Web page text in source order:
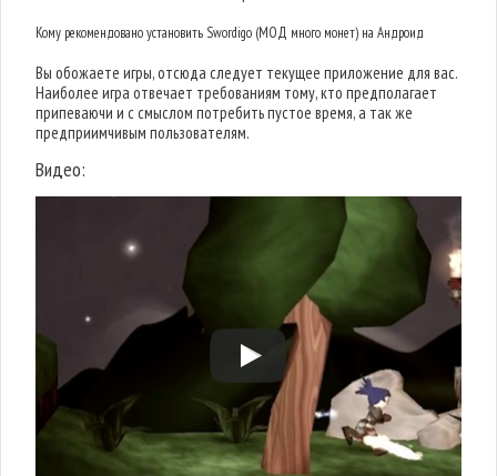
Кому рекомендовано установить Swordigo (МОД много монет) на Андроид
Вы обожаете игры, отсюда следует текущее приложение для вас.
Наиболее игра отвечает требованиям тому, кто предполагает
припеваючи и с смыслом потребить пустое время, а так же
предприимчивым пользователям.
Видео: